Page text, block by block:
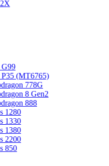
(MT6765)
778G
8 Gen2
888
1280
1330
1380
2200
850